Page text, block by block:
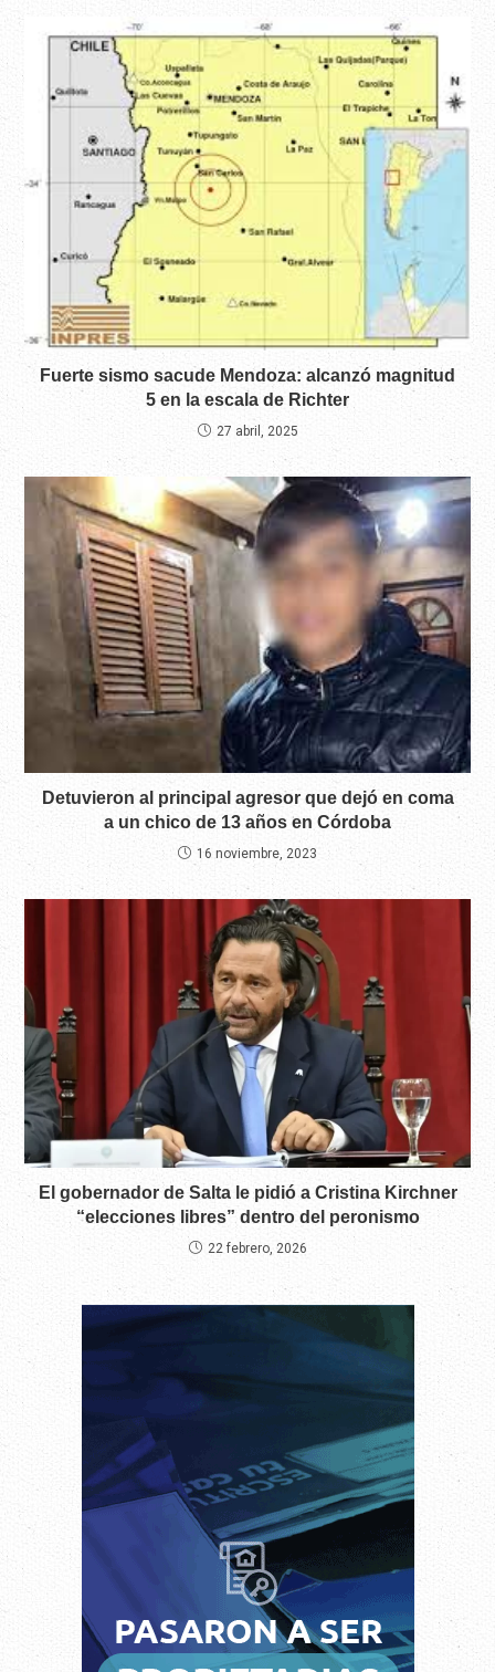
Fuerte sismo sacude Mendoza: alcanzó magnitud
5 en la escala de Richter
27 abril, 2025
Detuvieron al principal agresor que dejó en coma
a un chico de 13 años en Córdoba
16 noviembre, 2023
El gobernador de Salta le pidió a Cristina Kirchner
“elecciones libres” dentro del peronismo
22 febrero, 2026